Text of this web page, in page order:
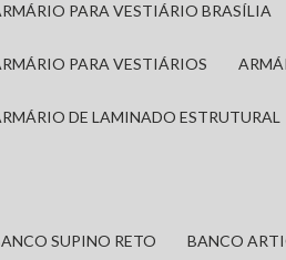
ARMÁRIO PARA VESTIÁRIO BRASÍLIA
ARMÁRIO PARA VESTIÁRIOS
ARMÁRIO DE LAMINADO ESTRUTURAL
BANCO SUPINO RETO BANCO